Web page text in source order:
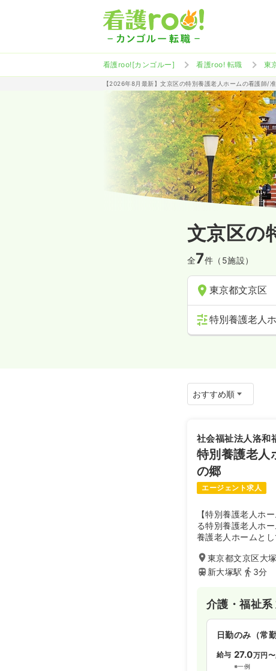
看護roo![カンゴルー] 看護roo! 転職 東
【2026年8月最新】文京区の特別養護老人ホームの看護師/
文京区の
全7件（5施設）
東京都文京区
特別養護老人
社会福祉法人洛和
特別養護老人
の郷
エージェント求人
【特別養護老人ホ
る特別養護老人ホ
養護老人ホームと
さや柔軟性のある
この度、2020年2
東京都文京区大
新大塚駅
3分
介護・福祉系
日勤のみ（常勤
給与 27.0万円〜
※一例